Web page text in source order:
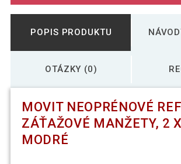
POPIS PRODUKTU
OTÁZKY (0)
MOVIT NEOPRÉNOVÉ
ZÁŤAŽOVÉ MANŽETY, 2
MODRÉ